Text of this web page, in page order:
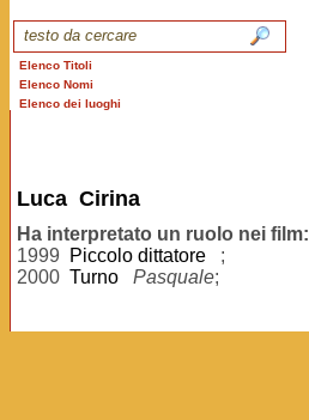
Elenco Titoli
Elenco Nomi
Elenco dei luoghi
Luca Cirina
Ha interpretato un ruolo nei film:
1999
Piccolo dittatore
;
2000 Turno Pasquale;